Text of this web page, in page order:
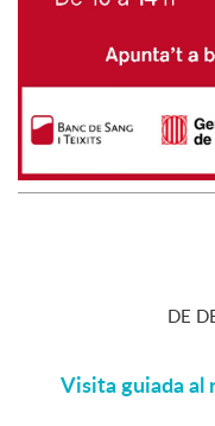
DE
Visita guiada al